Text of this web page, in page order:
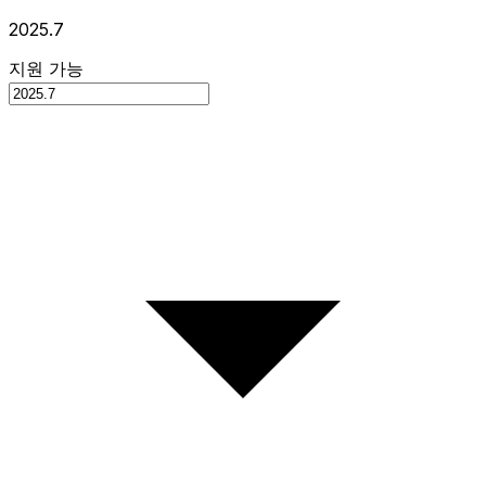
2025.7
지원 가능